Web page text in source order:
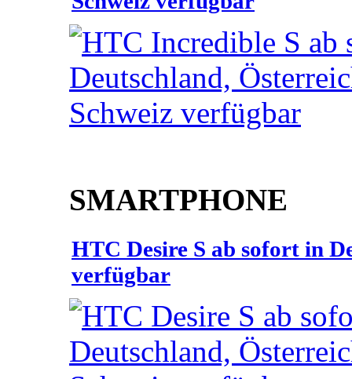
SMARTPHONE
HTC Desire S ab sofort in
verfügbar